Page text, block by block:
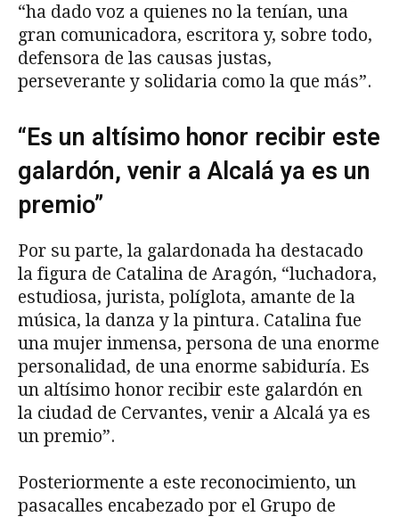
“ha dado voz a quienes no la tenían, una
gran comunicadora, escritora y, sobre todo,
defensora de las causas justas,
perseverante y solidaria como la que más”.
“Es un altísimo honor recibir este
galardón, venir a Alcalá ya es un
premio”
Por su parte, la galardonada ha destacado
la figura de Catalina de Aragón, “luchadora,
estudiosa, jurista, políglota, amante de la
música, la danza y la pintura. Catalina fue
una mujer inmensa, persona de una enorme
personalidad, de una enorme sabiduría. Es
un altísimo honor recibir este galardón en
la ciudad de Cervantes, venir a Alcalá ya es
un premio”.
Posteriormente a este reconocimiento, un
pasacalles encabezado por el Grupo de